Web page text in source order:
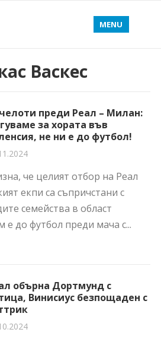
MENU
Васкес
преди Реал – Милан:
за хората във
не ни е до футбол!
че целият отбор на Реал
екпи са съпричстани с
семейства в област
е до футбол преди мача с...
обърна Дортмунд с
Винисиус безпощаден с